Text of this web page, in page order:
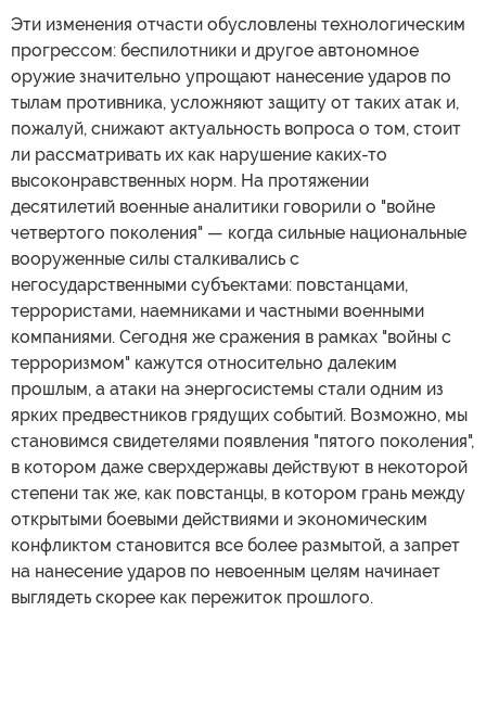
Эти изменения отчасти обусловлены технологическим
прогрессом: беспилотники и другое автономное
оружие значительно упрощают нанесение ударов по
тылам противника, усложняют защиту от таких атак и,
пожалуй, снижают актуальность вопроса о том, стоит
ли рассматривать их как нарушение каких-то
высоконравственных норм. На протяжении
десятилетий военные аналитики говорили о "войне
четвертого поколения" — когда сильные национальные
вооруженные силы сталкивались с
негосударственными субъектами: повстанцами,
террористами, наемниками и частными военными
компаниями. Сегодня же сражения в рамках "войны с
терроризмом" кажутся относительно далеким
прошлым, а атаки на энергосистемы стали одним из
ярких предвестников грядущих событий. Возможно, мы
становимся свидетелями появления "пятого поколения",
в котором даже сверхдержавы действуют в некоторой
степени так же, как повстанцы, в котором грань между
открытыми боевыми действиями и экономическим
конфликтом становится все более размытой, а запрет
на нанесение ударов по невоенным целям начинает
выглядеть скорее как пережиток прошлого.